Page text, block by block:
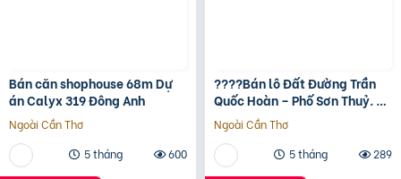
Bán căn shophouse 68m Dự
án Calyx 319 Đông Anh
Ngoài Cần Thơ
5 tháng
600
????Bán lô Đất Đường Trần
Quốc Hoàn – Phố Sơn Thuỷ. LH
0905233234
Ngoài Cần Thơ
5 tháng
289